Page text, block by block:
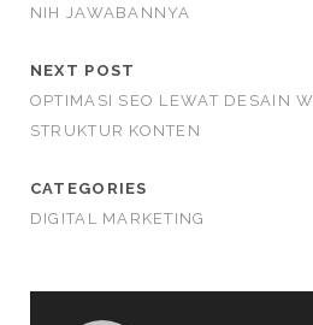
NIH JAWABANNYA
NEXT POST
OPTIMASI SEO LEWAT DESAIN
STRUKTUR KONTEN
CATEGORIES
DIGITAL MARKETING